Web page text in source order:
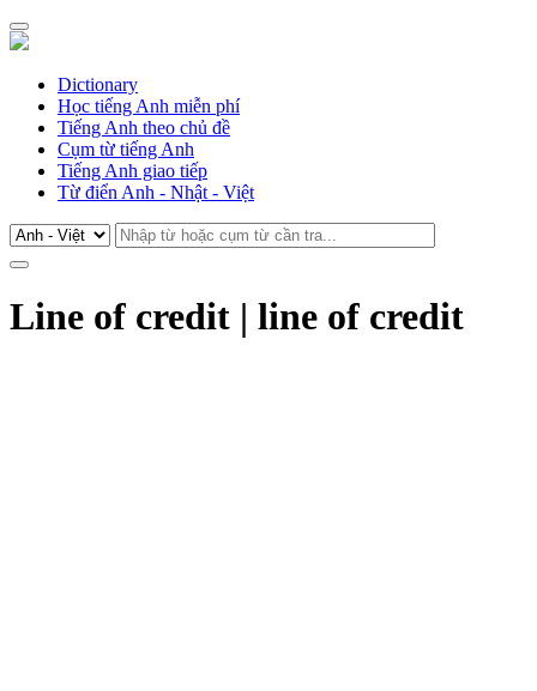
Dictionary
Học tiếng Anh miễn phí
Tiếng Anh theo chủ đề
Cụm từ tiếng Anh
Tiếng Anh giao tiếp
Từ điển Anh - Nhật - Việt
Line of credit | line of credit